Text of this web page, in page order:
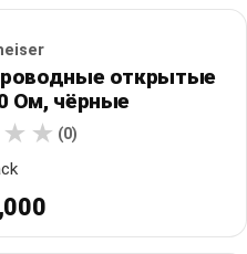
открытые
Ом, чёрные
(0)